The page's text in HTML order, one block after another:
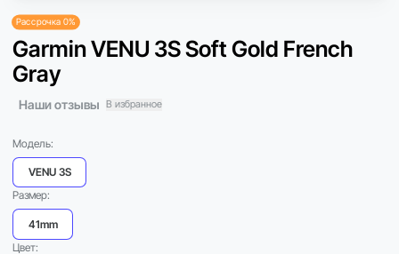
Garmin VENU 3S Soft Gold French
Gray
Наши отзывы В избранное
Рассрочка 0%
Модель:
VENU 3S
Размер:
41mm
Цвет: